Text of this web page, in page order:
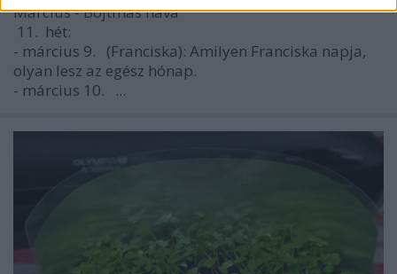
Március - Böjtmás hava
11. hét:
- március 9.
(Franciska): Amilyen Franciska napja,
olyan lesz az egész hónap.
- március 10.
...